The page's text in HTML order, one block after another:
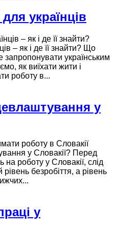
українців
– як і де її знайти? Що
українським
як виїхати жити і
роботу в...
у
у Словакії? Перед
роботу у Словакії, слід
безробіття, а рівень
у